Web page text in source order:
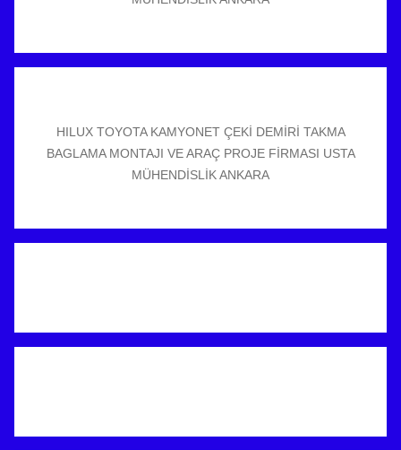
HILUX TOYOTA KAMYONET ÇEKİ DEMİRİ TAKMA
BAGLAMA MONTAJI VE ARAÇ PROJE FİRMASI USTA
MÜHENDİSLİK ANKARA